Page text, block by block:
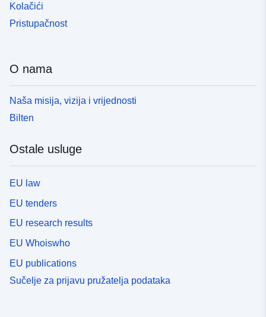
Kolačići
Pristupačnost
O nama
Naša misija, vizija i vrijednosti
Bilten
Ostale usluge
EU law
EU tenders
EU research results
EU Whoiswho
EU publications
Sučelje za prijavu pružatelja podataka